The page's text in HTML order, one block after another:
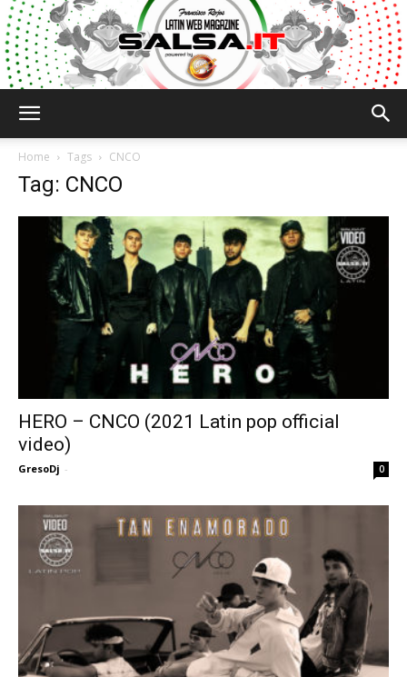
Home Tags CNCO
Tag: CNCO
HERO – CNCO (2021 Latin pop official
video)
GresoDj - 0